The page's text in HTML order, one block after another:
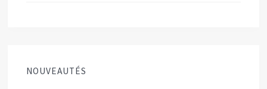
NOUVEAUTÉS